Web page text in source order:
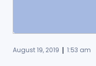
August 19, 2019 | 1:53 am